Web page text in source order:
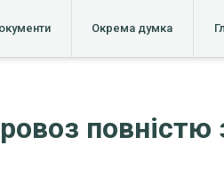
Окрема думка